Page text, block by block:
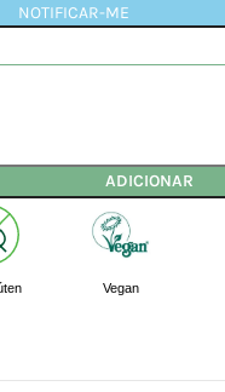
NOTIFICAR-ME
ADICIONAR
Vegan